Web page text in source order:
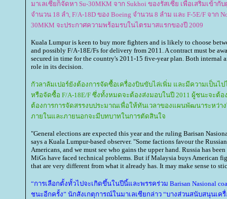
มาเลเซียก็จัดหา Su-30MKM จาก Sukhoi ของรัสเซีย เพื่อเสริมเข้ากั
จำนวน 18 ลำ, F/A-18D ของ Boeing จำนวน 8 ลำม และ F-5E/F จาก
30MKM จะประกาศความพร้อมรบในไตรมาสแรกของปี 2009
Kuala Lumpur is keen to buy more fighters and is likely to choose
and possibly F/A-18E/Fs for delivery from 2011. A contract must be
secured in time for the country's 2011-15 five-year plan. Both internal
role in its decision.
กัวลาลัมเปอร์ยังต้องการจัดซื้อเครื่องบินขับไล่เพิ่ม และมีความเป็นไ
หรือจัดซื้อ F/A-18E/F ซึ่งทั้งหมดจะต้องส่งมอบในปี 2011 ผู้ชนะจะต้อ
ต้องการการจัดสรรงบประมาณเพื่อให้ทันเวลาของแผนพัฒนาระหว่าง
ภายในและภายนอกจะมีบทบาทในการตัดสินใจ
"General elections are expected this year and the ruling Barisan
says a Kuala Lumpur-based observer. "Some factions favour the
Americans, and we must see who gains the upper hand. Russia has
MiGs have faced technical problems. But if Malaysia buys American
that are very different from what it already has. It may make sense to
“การเลือกตั้งทั้วไปจะเกิดขึ้นในปีนี้และพรรคร่วม Barisan Nasional
ชนะอีกครั้ง” นักสังเกตุการณ์ในมาเลเซียกล่าว “บางส่วนสนับสนุนเ